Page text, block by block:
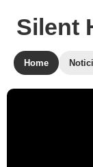
Silent
Home